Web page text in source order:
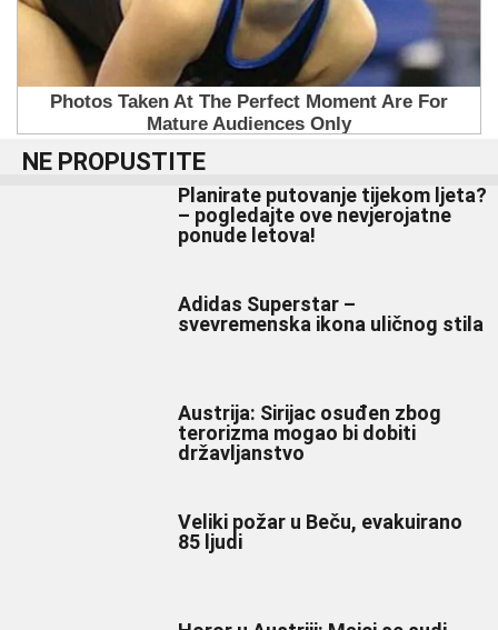
NE PROPUSTITE
Planirate putovanje tijekom ljeta?
– pogledajte ove nevjerojatne
ponude letova!
Adidas Superstar –
svevremenska ikona uličnog stila
Austrija: Sirijac osuđen zbog
terorizma mogao bi dobiti
državljanstvo
Veliki požar u Beču, evakuirano
85 ljudi